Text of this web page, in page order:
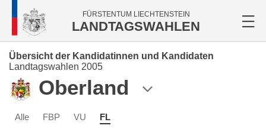
FÜRSTENTUM LIECHTENSTEIN
LANDTAGSWAHLEN
Übersicht der Kandidatinnen und Kandidaten
Landtagswahlen 2005
Oberland
Alle FBP VU FL